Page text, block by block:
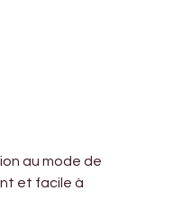
au mode de
et facile à